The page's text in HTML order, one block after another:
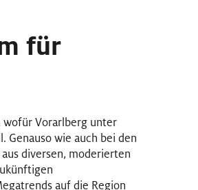
für
wofür Vorarlberg unter
Genauso wie auch bei den
diversen, moderierten
auf die Region